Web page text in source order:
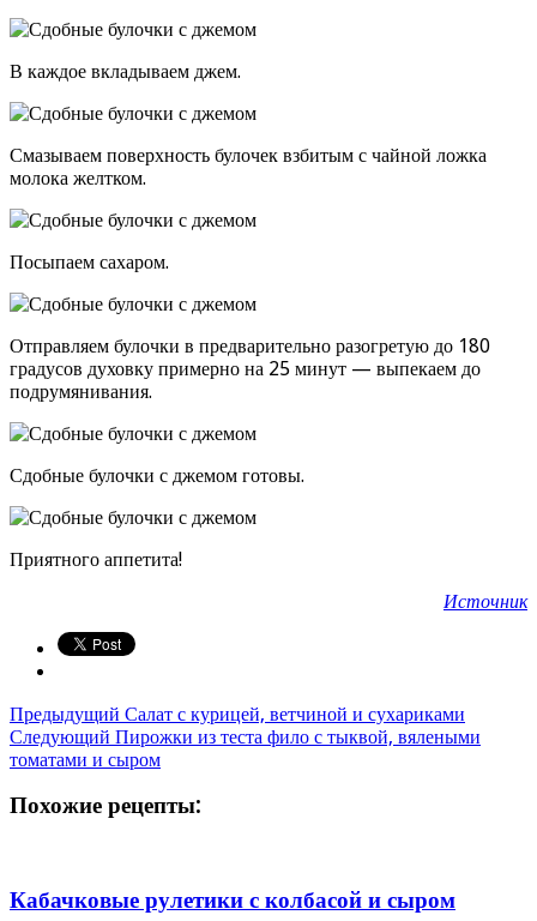
В каждое вкладываем джем.
Смазываем поверхность булочек взбитым с чайной ложка
молока желтком.
Посыпаем сахаром.
Отправляем булочки в предварительно разогретую до 180
градусов духовку примерно на 25 минут — выпекаем до
подрумянивания.
Сдобные булочки с джемом готовы.
Приятного аппетита!
Источник
Предыдущий Салат с курицей, ветчиной и сухариками
Следующий Пирожки из теста фило с тыквой, вялеными
томатами и сыром
Похожие рецепты:
Кабачковые рулетики с колбасой и сыром